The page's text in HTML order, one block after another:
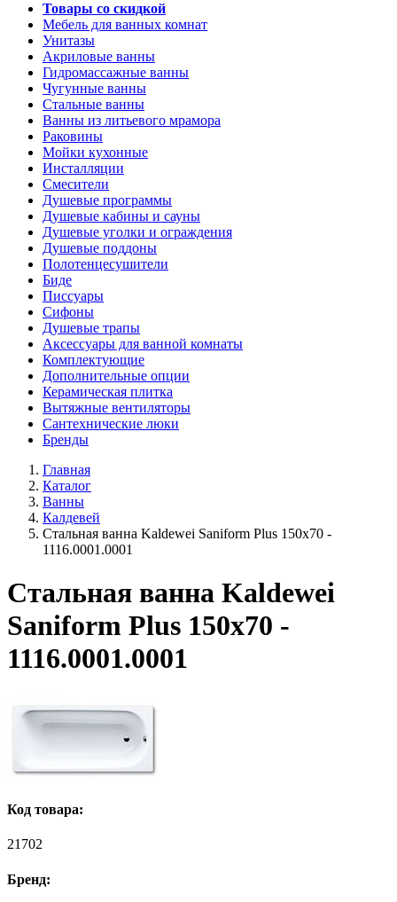
Товары со скидкой
Мебель для ванных комнат
Унитазы
Акриловые ванны
Гидромассажные ванны
Чугунные ванны
Стальные ванны
Ванны из литьевого мрамора
Раковины
Мойки кухонные
Инсталляции
Смесители
Душевые программы
Душевые кабины и сауны
Душевые уголки и ограждения
Душевые поддоны
Полотенцесушители
Биде
Писсуары
Сифоны
Душевые трапы
Аксессуары для ванной комнаты
Комплектующие
Дополнительные опции
Керамическая плитка
Вытяжные вентиляторы
Сантехнические люки
Бренды
Главная
Каталог
Ванны
Калдевей
Стальная ванна Kaldewei Saniform Plus 150x70 -
1116.0001.0001
Стальная ванна Kaldewei
Saniform Plus 150x70 -
1116.0001.0001
Код товара:
21702
Бренд: